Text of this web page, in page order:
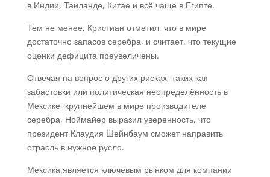
в Индии, Таиланде, Китае и всё чаще в Египте.
Тем не менее, Кристиан отметил, что в мире
достаточно запасов серебра, и считает, что текущие
оценки дефицита преувеличены.
Отвечая на вопрос о других рисках, таких как
забастовки или политическая неопределённость в
Мексике, крупнейшем в мире производителе
серебра, Ноймайер выразил уверенность, что
президент Клаудия Шейнбаум сможет направить
отрасль в нужное русло.
Мексика является ключевым рынком для компании